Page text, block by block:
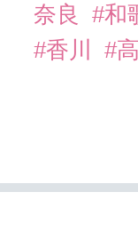
奈良
#和
#香川
#